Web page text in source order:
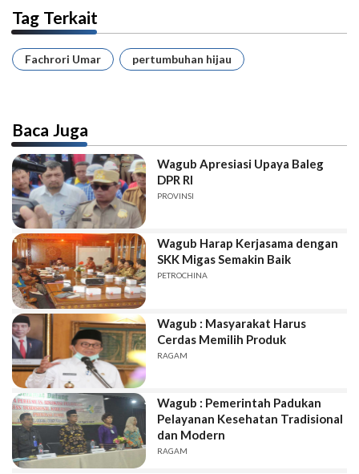
Tag Terkait
Fachrori Umar pertumbuhan hijau
Baca Juga
Wagub Apresiasi Upaya Baleg
DPR RI
PROVINSI
Wagub Harap Kerjasama dengan
SKK Migas Semakin Baik
PETROCHINA
Wagub : Masyarakat Harus
Cerdas Memilih Produk
RAGAM
Wagub : Pemerintah Padukan
Pelayanan Kesehatan Tradisional
dan Modern
RAGAM